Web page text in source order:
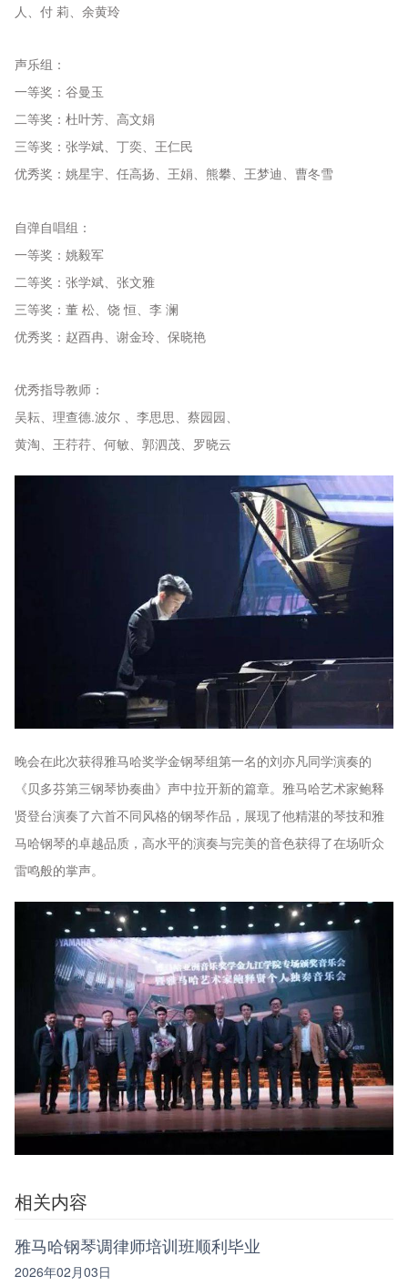
人、付 莉、余黄玲
声乐组：
一等奖：谷曼玉
二等奖：杜叶芳、高文娟
三等奖：张学斌、丁奕、王仁民
优秀奖：姚星宇、任高扬、王娟、熊攀、王梦迪、曹冬雪
自弹自唱组：
一等奖：姚毅军
二等奖：张学斌、张文雅
三等奖：董 松、饶 恒、李 澜
优秀奖：赵酉冉、谢金玲、保晓艳
优秀指导教师：
吴耘、理查德.波尔 、李思思、蔡园园、
黄淘、王荇荇、何敏、郭泗茂、罗晓云
晚会在此次获得雅马哈奖学金钢琴组第一名的刘亦凡同学演奏的
《贝多芬第三钢琴协奏曲》声中拉开新的篇章。雅马哈艺术家鲍释
贤登台演奏了六首不同风格的钢琴作品，展现了他精湛的琴技和雅
马哈钢琴的卓越品质，高水平的演奏与完美的音色获得了在场听众
雷鸣般的掌声。
相关内容
雅马哈钢琴调律师培训班顺利毕业
2026年02月03日